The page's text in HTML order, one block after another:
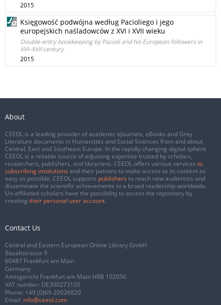
2015
Księgowość podwójna według Pacioliego i jego
europejskich naśladowców z XVI i XVII wieku
Double-entry bookkeeping by Pacioli and his European followers in
XVI–XVII century
2015
About
CEEOL is a leading provider of academic eJournals, eBooks and Grey
Literature documents in Humanities and Social Sciences from and about
Central, East and Southeast Europe. In the rapidly changing digital sphere
CEEOL is a reliable source of adjusting expertise trusted by scholars,
researchers, publishers, and librarians. CEEOL offers various services to
subscribing institutions and their patrons to make access to its content as
easy as possible. CEEOL supports publishers to reach new audiences and
disseminate the scientific achievements to a broad readership worldwide.
Un-affiliated scholars have the possibility to access the repository by
creating their personal user account.
Contact Us
Central and Eastern European Online Library GmbH
Basaltstrasse 9
60487 Frankfurt am Main
Germany
Amtsgericht Frankfurt am Main HRB 102056
VAT number: DE300273105
Phone: +49 (0)69-20026820
Email: info@ceeol.com